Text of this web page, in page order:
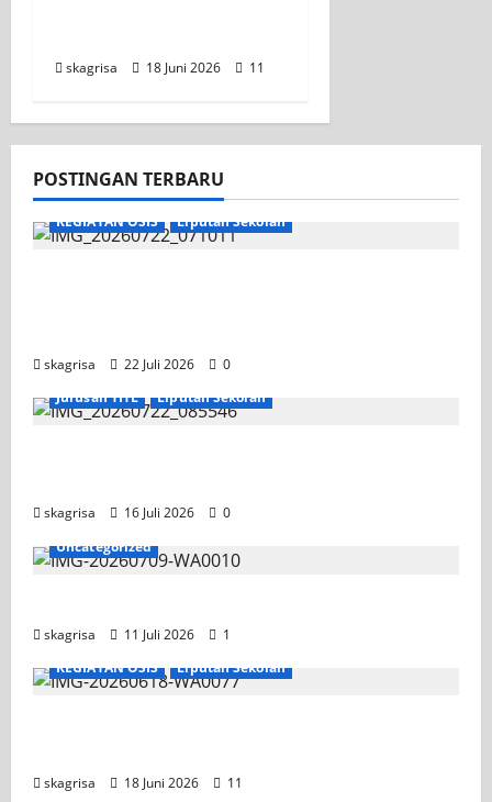
skagrisa 18 Juni 2026 11
POSTINGAN TERBARU
KEGIATAN OSIS Liputan Sekolah
skagrisa 22 Juli 2026
0
Jurusan TITL
Liputan Sekolah
skagrisa 16 Juli 2026
0
Uncategorized
skagrisa 11 Juli 2026
1
KEGIATAN OSIS
Liputan Sekolah
skagrisa 18 Juni 2026 11